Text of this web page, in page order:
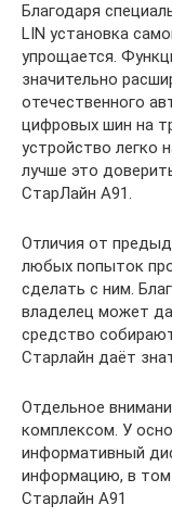
Благодаря
LIN установка
упрощается.
значительно
отечественного
цифровых шин на
устройство легко
лучше это
СтарЛайн А91.
Отличия от
любых попыток
сделать с ним.
владелец может
средство
Старлайн даёт
Отдельное
комплексом. У
информативный
информацию, в
Старлайн А91